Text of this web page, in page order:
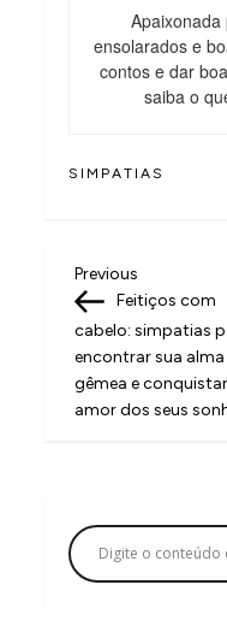
ensolarados e
contos e dar
saiba o
SIMPATIAS
N
a
v
e
ç
ã
o
Previous
Post
Previous
Feitiços com
cabelo: simpatias
encontrar sua alma
gêmea e
amor dos seus